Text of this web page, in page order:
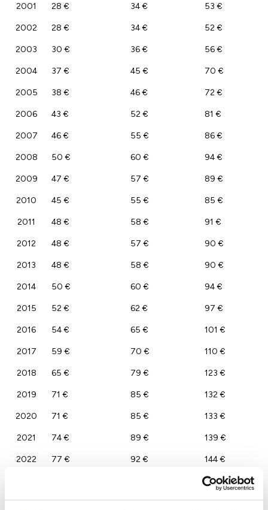
2001 28 € 34 € 53 €
2002 28 € 34 € 52 €
2003 30 € 36 € 56 €
2004 37 € 45 € 70 €
2005 38 € 46 € 72 €
2006 43 € 52 € 81 €
2007 46 € 55 € 86 €
2008 50 € 60 € 94 €
2009 47 € 57 € 89 €
2010 45 € 55 € 85 €
2011 48 € 58 € 91 €
2012 48 € 57 € 90 €
2013 48 € 58 € 90 €
2014 50 € 60 € 94 €
2015 52 € 62 € 97 €
2016 54 € 65 € 101 €
2017 59 € 70 € 110 €
2018 65 € 79 € 123 €
2019 71 € 85 € 132 €
2020 71 € 85 € 133 €
2021 74 € 89 € 139 €
2022 77 € 92 € 144 €
140 €